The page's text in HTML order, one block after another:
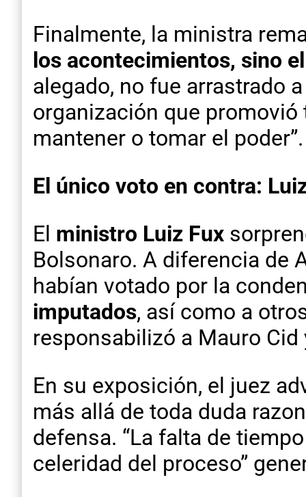
Finalmente, la ministra
los acontecimientos, sino
alegado, no fue arrastrado
organización que
mantener o tomar el poder”.
El único voto en contra:
El ministro Luiz Fux
Bolsonaro. A diferencia de
habían votado por la
imputados, así como a
responsabilizó a Mauro Cid
En su exposición, el juez
más allá de toda duda
defensa. “La falta de
celeridad del proceso”